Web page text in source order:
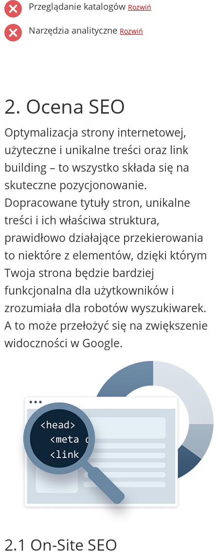
Przeglądanie katalogów Rozwiń
Narzędzia analityczne Rozwiń
2. Ocena SEO
Optymalizacja strony internetowej,
użyteczne i unikalne treści oraz link
building – to wszystko składa się na
skuteczne pozycjonowanie.
Dopracowane tytuły stron, unikalne
treści i ich właściwa struktura,
prawidłowo działające przekierowania
to niektóre z elementów, dzięki którym
Twoja strona będzie bardziej
funkcjonalna dla użytkowników i
zrozumiała dla robotów wyszukiwarek.
A to może przełożyć się na zwiększenie
widoczności w Google.
2.1 On-Site SEO